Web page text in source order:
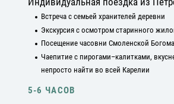
Встреча с семьей хранителей деревни
Экскурсия с осмотром старинного
Посещение часовни Смоленской
Чаепитие с пирогами–калитками,
непросто найти во всей Карелии
5-6 ЧАСОВ